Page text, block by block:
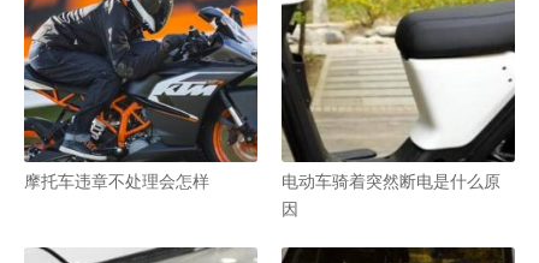
摩托车违章不处理会怎样
电动车骑着突然断电是什么原
因